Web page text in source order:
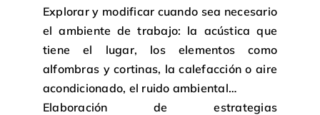
Explorar y modificar cuando sea necesario
el ambiente de trabajo: la acústica que
tiene el lugar, los elementos como
alfombras y cortinas, la calefacción o aire
acondicionado, el ruido ambiental…
Elaboración de estrategias